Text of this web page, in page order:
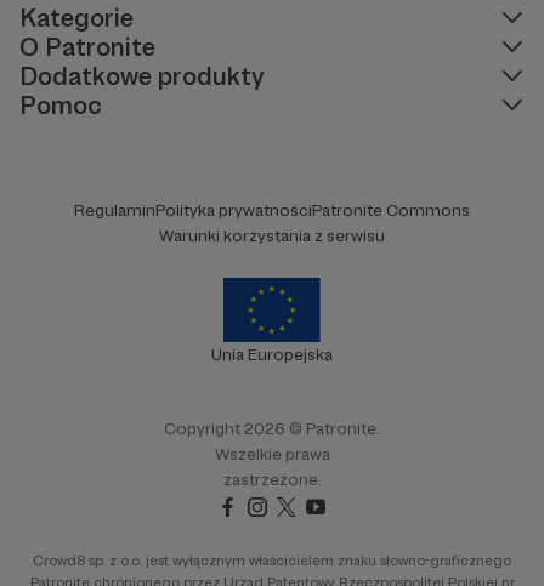
Kategorie
O Patronite
Dodatkowe produkty
Pomoc
RegulaminPolityka prywatnościPatronite Commons
Warunki korzystania z serwisu
Unia Europejska
Copyright 2026 © Patronite.
Wszelkie prawa
zastrzeżone.
Crowd8 sp. z o.o. jest wyłącznym właścicielem znaku słowno-graficznego
Patronite chronionego przez Urząd Patentowy Rzeczpospolitej Polskiej nr